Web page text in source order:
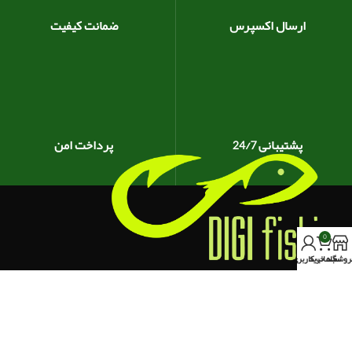
ارسال اکسپرس ضمانت کیفیت
پشتیبانی 24/7 پرداخت امن
0
سبد خرید
حساب کاربری من